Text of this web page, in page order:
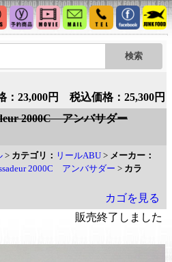
：23,000円 税込価格：25,300円
2000C アンバサダー
> カテゴリ： リールABU > メーカー：
2000C アンバサダー > カラ
カゴを見る
販売終了しました